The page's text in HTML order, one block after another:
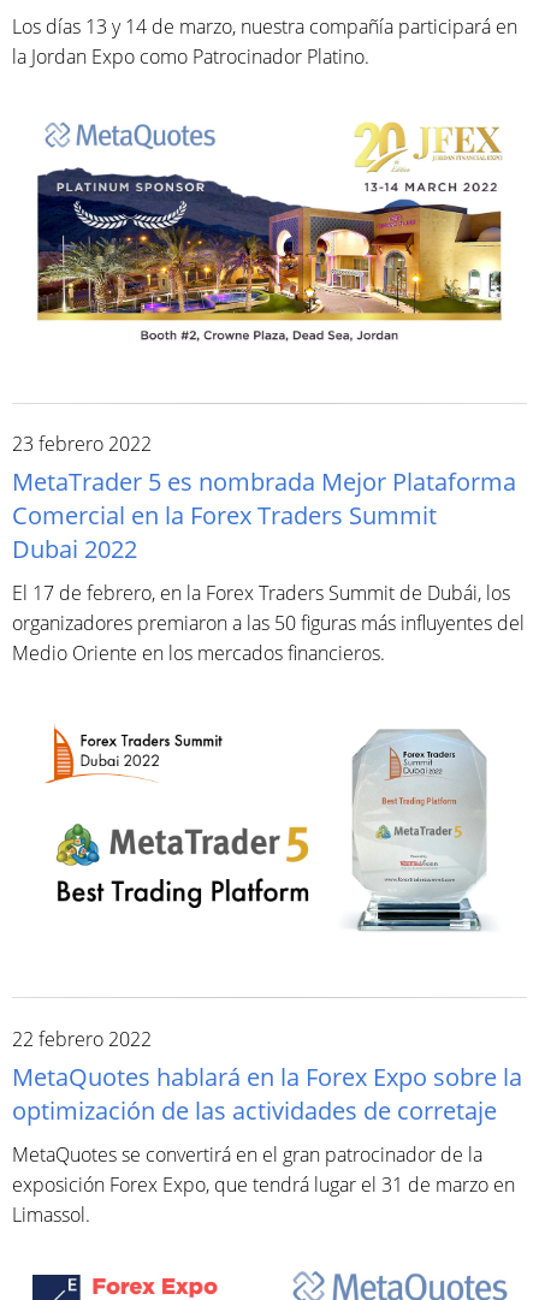
Los días 13 y 14 de marzo, nuestra compañía participará en
la Jordan Expo como Patrocinador Platino.
23 febrero 2022
MetaTrader 5 es nombrada Mejor Plataforma
Comercial en la Forex Traders Summit
Dubai 2022
El 17 de febrero, en la Forex Traders Summit de Dubái, los
organizadores premiaron a las 50 figuras más influyentes del
Medio Oriente en los mercados financieros.
22 febrero 2022
MetaQuotes hablará en la Forex Expo sobre la
optimización de las actividades de corretaje
MetaQuotes se convertirá en el gran patrocinador de la
exposición Forex Expo, que tendrá lugar el 31 de marzo en
Limassol.